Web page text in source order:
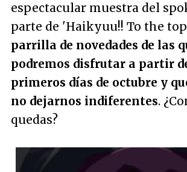
espectacular muestra del
parte de 'Haikyuu!! To the
parrilla de novedades de las
podremos disfrutar a partir
primeros días de octubre y
no dejarnos indiferentes.
quedas?